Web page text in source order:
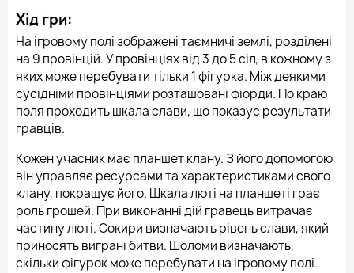
Хід гри:
На ігровому полі зображені таємничі землі, розділені
на 9 провінцій. У провінціях від 3 до 5 сіл, в кожному з
яких може перебувати тільки 1 фігурка. Між деякими
сусідніми провінціями розташовані фіорди. По краю
поля проходить шкала слави, що показує результати
гравців.
Кожен учасник має планшет клану. З його допомогою
він управляє ресурсами та характеристиками свого
клану, покращує його. Шкала люті на планшеті грає
роль грошей. При виконанні дій гравець витрачає
частину люті. Сокири визначають рівень слави, який
приносять виграні битви. Шоломи визначають,
скільки фігурок може перебувати на ігровому полі.